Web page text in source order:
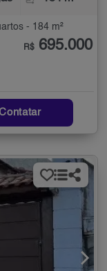
- 184 m²
R$ 695.000